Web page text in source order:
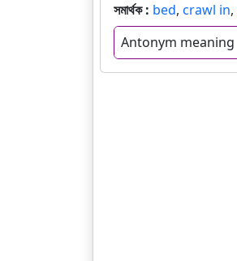
সমার্থক : bed, crawl in,
Antonym meaning